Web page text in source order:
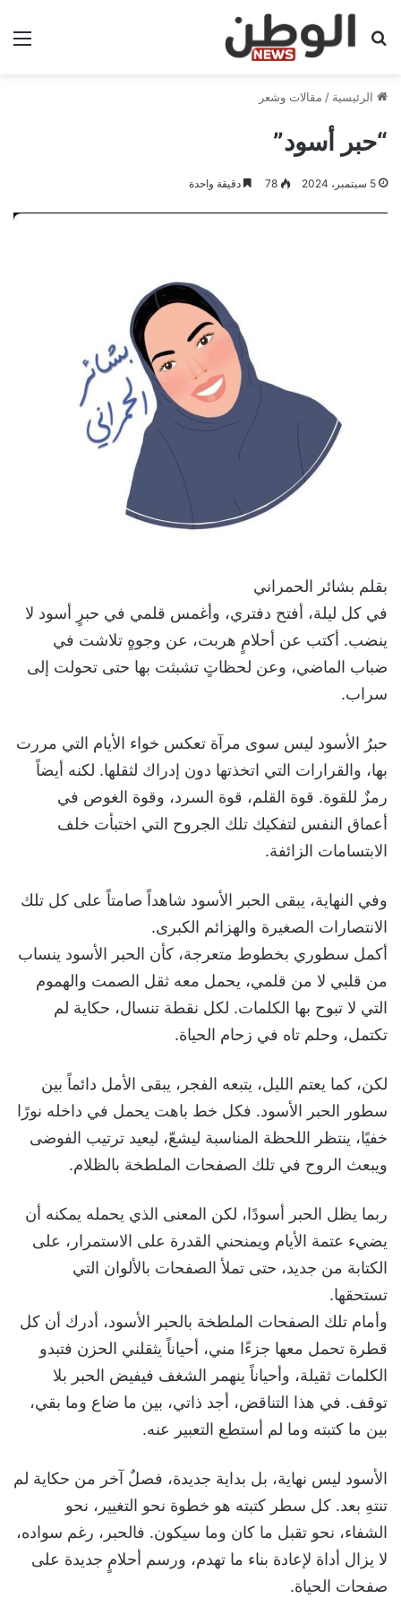
بحث عن
الرئيسية / مقالات وشعر
“حبر أسود”
5 سبتمبر، 2024 78 دقيقة واحدة
بقلم بشائر الحمراني
في كل ليلة، أفتح دفتري، وأغمس قلمي في حبرٍ أسود لا
ينضب. أكتب عن أحلامٍ هربت، عن وجوهٍ تلاشت في
ضباب الماضي، وعن لحظاتٍ تشبثت بها حتى تحولت إلى
سراب.
حبرُ الأسود ليس سوى مرآة تعكس خواء الأيام التي مررت
بها، والقرارات التي اتخذتها دون إدراك لثقلها. لكنه أيضاً
رمزٌ للقوة. قوة القلم، قوة السرد، وقوة الغوص في
أعماق النفس لتفكيك تلك الجروح التي اختبأت خلف
الابتسامات الزائفة.
وفي النهاية، يبقى الحبر الأسود شاهداً صامتاً على كل تلك
الانتصارات الصغيرة والهزائم الكبرى.
أكمل سطوري بخطوط متعرجة، كأن الحبر الأسود ينساب
من قلبي لا من قلمي، يحمل معه ثقل الصمت والهموم
التي لا تبوح بها الكلمات. لكل نقطة تنسال، حكاية لم
تكتمل، وحلم تاه في زحام الحياة.
لكن، كما يعتم الليل، يتبعه الفجر، يبقى الأمل دائماً بين
سطور الحبر الأسود. فكل خط باهت يحمل في داخله نورًا
خفيًا، ينتظر اللحظة المناسبة ليشعّ، ليعيد ترتيب الفوضى
ويبعث الروح في تلك الصفحات الملطخة بالظلام.
ربما يظل الحبر أسودًا، لكن المعنى الذي يحمله يمكنه أن
يضيء عتمة الأيام ويمنحني القدرة على الاستمرار، على
الكتابة من جديد، حتى تملأ الصفحات بالألوان التي
تستحقها.
وأمام تلك الصفحات الملطخة بالحبر الأسود، أدرك أن كل
قطرة تحمل معها جزءًا مني، أحياناً يثقلني الحزن فتبدو
الكلمات ثقيلة، وأحياناً ينهمر الشغف فيفيض الحبر بلا
توقف. في هذا التناقض، أجد ذاتي، بين ما ضاع وما بقي،
بين ما كتبته وما لم أستطع التعبير عنه.
الأسود ليس نهاية، بل بداية جديدة، فصلٌ آخر من حكاية لم
تنتهِ بعد. كل سطر كتبته هو خطوة نحو التغيير، نحو
الشفاء، نحو تقبل ما كان وما سيكون. فالحبر، رغم سواده،
لا يزال أداة لإعادة بناء ما تهدم، ورسم أحلامٍ جديدة على
صفحات الحياة.